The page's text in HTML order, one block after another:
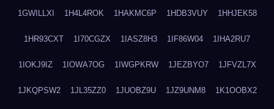
1GWILLXI 1H4L4ROK 1HAKMC6P 1HDB3VUY 1HHJEK58
1HR93CXT 1I70CGZX 1IASZ8H3 1IF86W04 1IHA2RU7
1IOKJ9IZ 1IOWA7OG 1IWGPKRW 1JEZBYO7 1JFVZL7X
1JKQPSW2 1JL35ZZ0 1JUOBZ9U 1JZ9UNM8 1K1OOBX2